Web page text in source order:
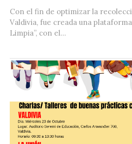
Con el fin de optimizar la
Valdivia, fue creada una
Limpia”, con el...